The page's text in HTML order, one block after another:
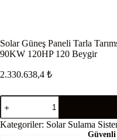
Solar Güneş Paneli Tarla
90KW 120HP 120 Beygir
2.330.638,4 ₺
Solar
Güneş
Paneli
Tarla
Kategoriler: Solar Sulama
Güvenli